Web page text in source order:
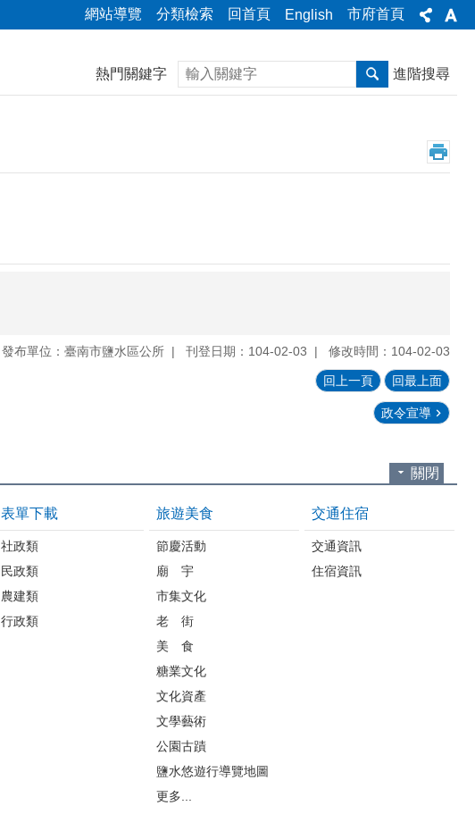
網站導覽 分類檢索 回首頁 English 市府首頁
熱門關鍵字 搜尋 進階搜尋
發布單位：臺南市鹽水區公所 刊登日期：104-02-03 修改時間：104-02-03
回上一頁 回最上面
政令宣導
關閉
表單下載
社政類
民政類
農建類
行政類
旅遊美食
節慶活動
廟 宇
市集文化
老 街
美 食
糖業文化
文化資產
文學藝術
公園古蹟
鹽水悠遊行導覽地圖
更多...
交通住宿
交通資訊
住宿資訊